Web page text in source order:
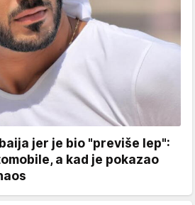
jer je bio "previše lep":
a kad je pokazao